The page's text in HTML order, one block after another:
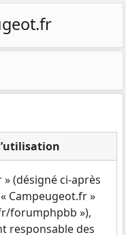
(désigné ci-après
Campeugeot.fr »
forumphpbb »),
responsable des